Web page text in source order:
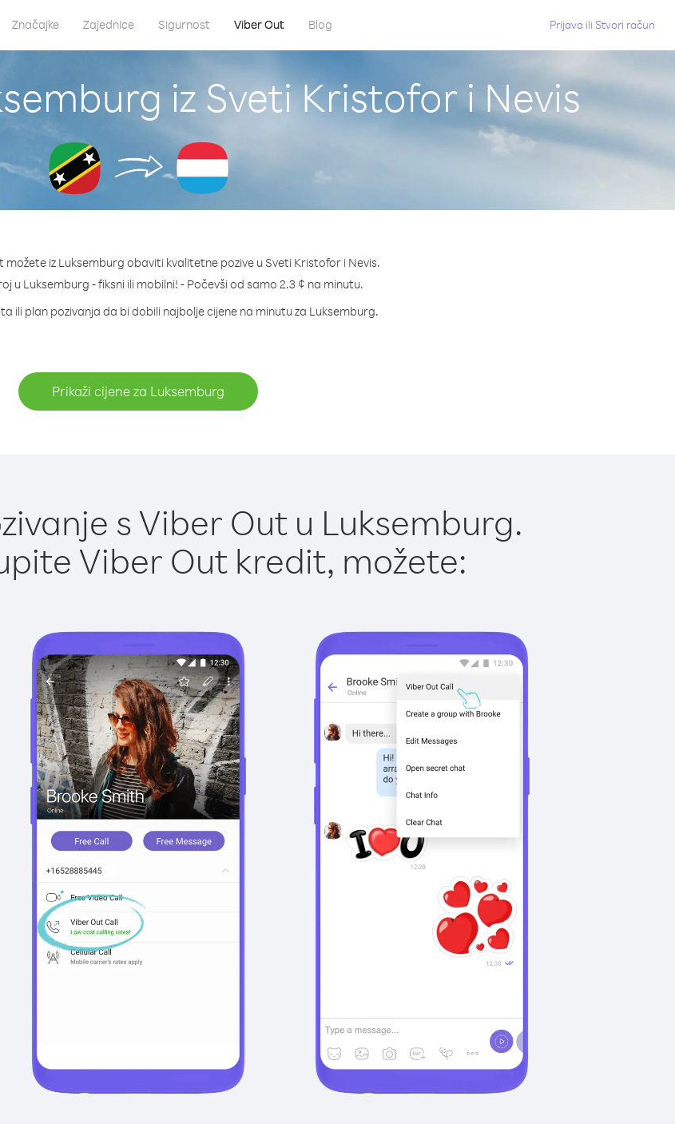
Značajke Zajednice Sigurnost Viber Out Blog Prijava ili Stvori račun
iz Sveti Kristofor i Nevis
možete iz Luksemburg obaviti kvalitetne pozive u Sveti Kristofor i Nevis.
u Luksemburg - fiksni ili mobilni! - Počevši od samo 2.3 ¢ na minutu.
ili plan pozivanja da bi dobili najbolje cijene na minutu za Luksemburg.
Prikaži cijene za Luksemburg
s Viber Out u Luksemburg.
Viber Out kredit, možete: